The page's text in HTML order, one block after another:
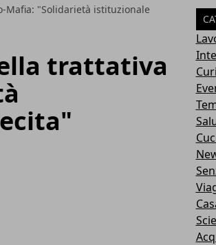
Mafia: "Solidarietà istituzionale
trattativa